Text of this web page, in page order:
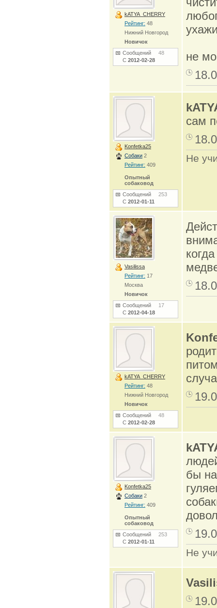
kATYA_CHERRY
Рейтинг: 48
Нижний Новгород
Новичок
Сообщений 48
С 2012-02-28
не
Konfetka25
Собаки 2
Рейтинг: 409
Опытный
собаковод
Сообщений 253
С 2012-01-11
сам
Не
Vasilissa
Рейтинг: 17
Москва
Новичок
Сообщений 17
С 2012-04-18
kATYA_CHERRY
Рейтинг: 48
Нижний Новгород
Новичок
Сообщений 48
С 2012-02-28
Konfetka25
Собаки 2
Рейтинг: 409
Опытный
собаковод
Сообщений 253
С 2012-01-11
бы
Не